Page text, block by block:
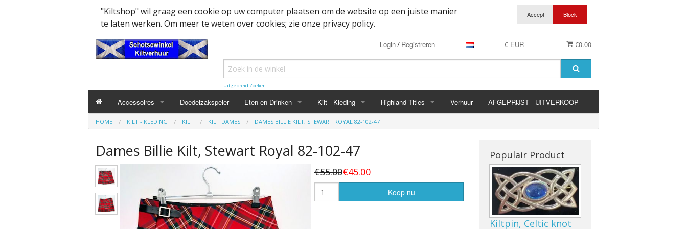
"Kiltshop" wil graag een cookie op uw computer plaatsen om de website op een juiste manier
te laten werken. Om meer te weten over cookies; zie onze privacy policy.
€0.00
€ EUR
Login/ Registreren
Uitgebreid Zoeken
Accessoires
Kleding accesssoires Belt
MacPowder accessoires
Cap Badges
Flashes
Collector items en CuriosaCap Badges Oud
Militairy Collector items
Wapenschild
Doedelzak - Piper - muziek benodigdheden
Mondkapjes
Doedelzakspeler Eten en Drinken
Haggis
IRN-BRU
Whisky
Kilt - Kleding
Belted kilt - Great kilt
Boxer shorts
Cape
Dutch Friendship Tartan producten
Highland Titles Verhuur AFGEPRIJST - UITVERKOOP
HOME KILT - KLEDING KILT KILT DAMES DAMES BILLIE KILT, STEWART ROYAL 82-102-47
Dames Billie Kilt, Stewart Royal 82-102-47
€55.00€45.00
Koop nu
Populair Product
Kiltpin, Celtic knot